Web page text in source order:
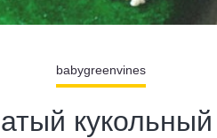
babygreenvines